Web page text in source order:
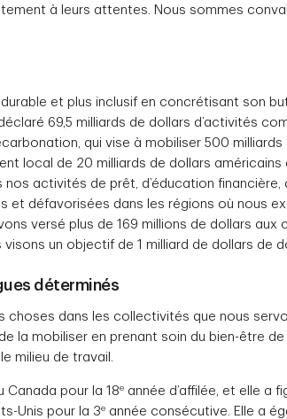
à leurs attentes. Nous sommes
durable et plus inclusif en concrétisant son
69,5 milliards de dollars d’activités
qui vise à mobiliser 500 milliards
local de 20 milliards de dollars
activités de prêt, d’éducation financière,
et défavorisées dans les régions où nous
versé plus de 169 millions de dollars
un objectif de 1 milliard de dollars de
déterminés
choses dans les collectivités que nous
la mobiliser en prenant soin du bien-être
milieu de travail.
Canada pour la 18e année d’affilée, et elle a
Unis pour la 3e année consécutive. Elle a